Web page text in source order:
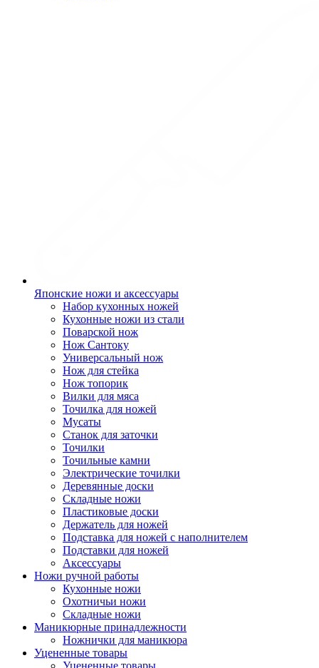
Японские ножи и аксессуары
Набор кухонных ножей
Кухонные ножи из стали
Поварской нож
Нож Сантоку
Универсальный нож
Нож для стейка
Нож топорик
Вилки для мяса
Точилка для ножей
Мусаты
Станок для заточки
Точилки
Точильные камни
Электрические точилки
Деревянные доски
Складные ножи
Пластиковые доски
Держатель для ножей
Подставка для ножей с наполнителем
Подставки для ножей
Аксессуары
Ножи ручной работы
Кухонные ножи
Охотничьи ножи
Складные ножи
Маникюрные принадлежности
Ножнички для маникюра
Уцененные товары
Уцененные товары